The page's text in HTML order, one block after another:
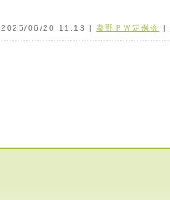
2025/06/20 11:13 | 秦野ＰＷ定例会 |